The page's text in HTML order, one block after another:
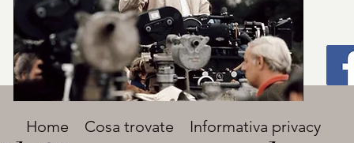
Avenir Light una delle font preferite dai
Home Cosa trovate Informativa privacy